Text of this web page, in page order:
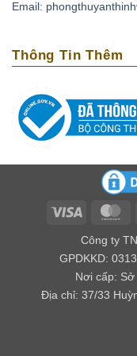
là loại đá tương sinh
tương hợp với người
Đá Aquamarine lá
toàn, thuận lợi, chống
Email:
Thông Tin Thêm
Visa
Công ty
GPDKKD:
Nơi cấp:
Địa chỉ: 37/33